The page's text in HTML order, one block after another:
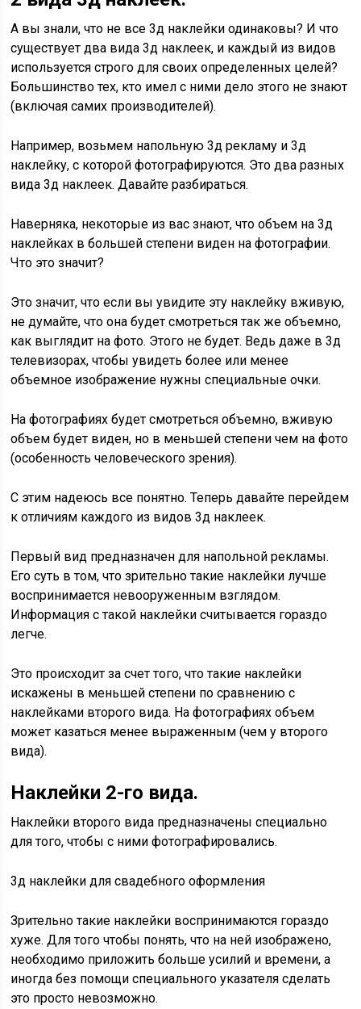
А вы знали, что не все 3д наклейки одинаковы? И что
существует два вида 3д наклеек, и каждый из видов
используется строго для своих определенных целей?
Большинство тех, кто имел с ними дело этого не знают
(включая самих производителей).
Например, возьмем напольную 3д рекламу и 3д
наклейку, с которой фотографируются. Это два разных
вида 3д наклеек. Давайте разбираться.
Наверняка, некоторые из вас знают, что объем на 3д
наклейках в большей степени виден на фотографии.
Что это значит?
Это значит, что если вы увидите эту наклейку вживую,
не думайте, что она будет смотреться так же объемно,
как выглядит на фото. Этого не будет. Ведь даже в 3д
телевизорах, чтобы увидеть более или менее
объемное изображение нужны специальные очки.
На фотографиях будет смотреться объемно, вживую
объем будет виден, но в меньшей степени чем на фото
(особенность человеческого зрения).
С этим надеюсь все понятно. Теперь давайте перейдем
к отличиям каждого из видов 3д наклеек.
Первый вид предназначен для напольной рекламы.
Его суть в том, что зрительно такие наклейки лучше
воспринимается невооруженным взглядом.
Информация с такой наклейки считывается гораздо
легче.
Это происходит за счет того, что такие наклейки
искажены в меньшей степени по сравнению с
наклейками второго вида. На фотографиях объем
может казаться менее выраженным (чем у второго
вида).
Наклейки 2-го вида.
Наклейки второго вида предназначены специально
для того, чтобы с ними фотографировались.
3д наклейки для свадебного оформления
Зрительно такие наклейки воспринимаются гораздо
хуже. Для того чтобы понять, что на ней изображено,
необходимо приложить больше усилий и времени, а
иногда без помощи специального указателя сделать
это просто невозможно.